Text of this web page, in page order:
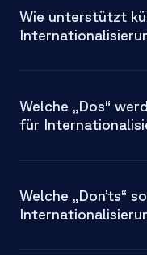
Wie unterstützt
Welche „Dos“
für
Welche „Don’ts“